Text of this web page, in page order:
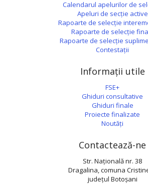
Calendarul apelurilor de
Apeluri de secție active
Rapoarte de selecție
Rapoarte de selecție
Rapoarte de selecție
Contestații
Informații utile
FSE+
Ghiduri consultative
Ghiduri finale
Proiecte finalizate
Noutăți
Contactează-ne
Str. Națională nr. 38
Dragalina, comuna
județul Botoșani